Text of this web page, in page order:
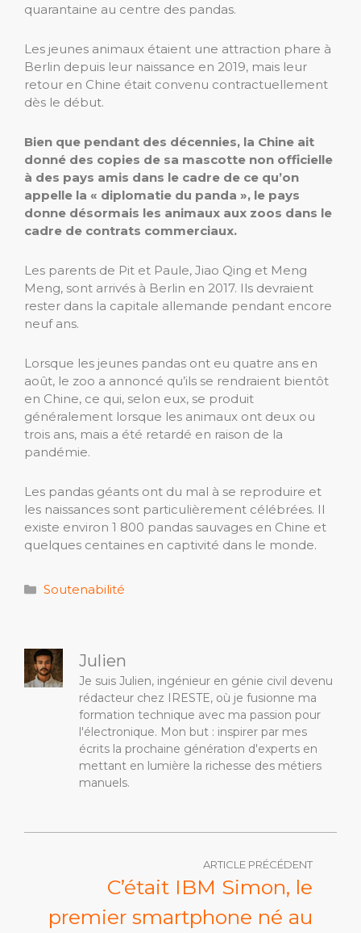
quarantaine au centre des pandas.
Les jeunes animaux étaient une attraction phare à
Berlin depuis leur naissance en 2019, mais leur
retour en Chine était convenu contractuellement
dès le début.
Bien que pendant des décennies, la Chine ait
donné des copies de sa mascotte non officielle
à des pays amis dans le cadre de ce qu’on
appelle la « diplomatie du panda », le pays
donne désormais les animaux aux zoos dans le
cadre de contrats commerciaux.
Les parents de Pit et Paule, Jiao Qing et Meng
Meng, sont arrivés à Berlin en 2017. Ils devraient
rester dans la capitale allemande pendant encore
neuf ans.
Lorsque les jeunes pandas ont eu quatre ans en
août, le zoo a annoncé qu’ils se rendraient bientôt
en Chine, ce qui, selon eux, se produit
généralement lorsque les animaux ont deux ou
trois ans, mais a été retardé en raison de la
pandémie.
Les pandas géants ont du mal à se reproduire et
les naissances sont particulièrement célébrées. Il
existe environ 1 800 pandas sauvages en Chine et
quelques centaines en captivité dans le monde.
Catégories
Soutenabilité
Julien
Je suis Julien, ingénieur en génie civil devenu
rédacteur chez IRESTE, où je fusionne ma
formation technique avec ma passion pour
l'électronique. Mon but : inspirer par mes
écrits la prochaine génération d'experts en
mettant en lumière la richesse des métiers
manuels.
ARTICLE PRÉCÉDENT
C’était IBM Simon, le
premier smartphone né au